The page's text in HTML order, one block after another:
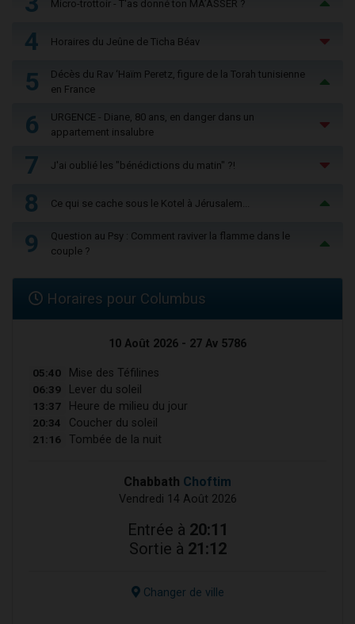
Micro-trottoir - T'as donné ton MA’ASSER ?
4 Horaires du Jeûne de Ticha Béav
5
Décès du Rav ‘Haïm Peretz, figure de la Torah tunisienne
en France
6
URGENCE - Diane, 80 ans, en danger dans un
appartement insalubre
7 J'ai oublié les "bénédictions du matin" ?!
8 Ce qui se cache sous le Kotel à Jérusalem...
9
Question au Psy : Comment raviver la flamme dans le
couple ?
Horaires pour Columbus
10 Août 2026 - 27 Av 5786
05:40 Mise des Téfilines
06:39 Lever du soleil
13:37 Heure de milieu du jour
20:34 Coucher du soleil
21:16 Tombée de la nuit
Chabbath Choftim
Vendredi 14 Août 2026
Entrée à 20:11
Sortie à 21:12
Changer de ville